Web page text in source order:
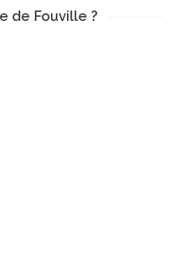
de Fouville ?